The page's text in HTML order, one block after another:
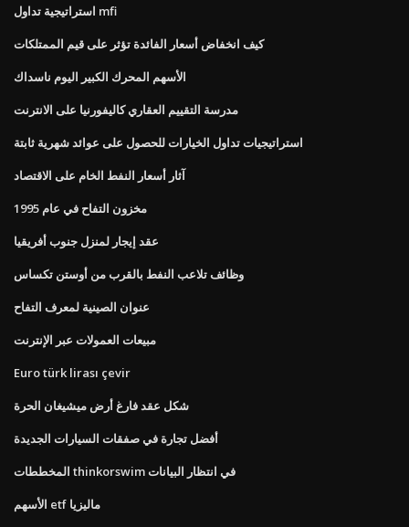
استراتيجية تداول mfi
كيف انخفاض أسعار الفائدة تؤثر على قيم الممتلكات
الأسهم المحرك الكبير اليوم ناسداك
مدرسة التقييم العقاري كاليفورنيا على الانترنت
استراتيجيات تداول الخيارات للحصول على عوائد شهرية ثابتة
آثار أسعار النفط الخام على الاقتصاد
مخزون التفاح في عام 1995
عقد إيجار لمنزل جنوب أفريقيا
وظائف تلاعب النفط بالقرب من أوستن تكساس
عنوان الصينية لمعرف التفاح
مبيعات العمولات عبر الإنترنت
Euro türk lirası çevir
شكل عقد فارغ أرض ميشيغان الحرة
أفضل تجارة في صفقات السيارات الجديدة
المخططات thinkorswim في انتظار البيانات
الأسهم etf ماليزيا